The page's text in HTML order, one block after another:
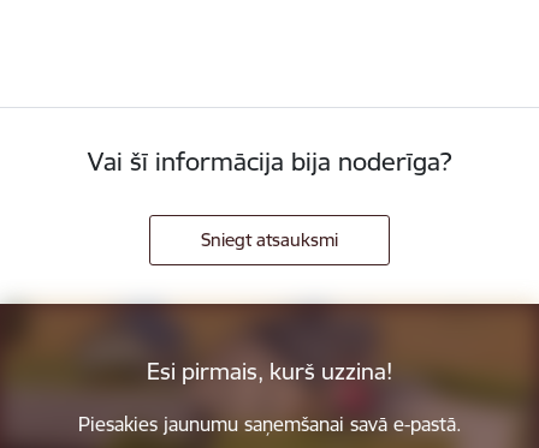
Vai šī informācija bija noderīga?
Sniegt atsauksmi
Esi pirmais, kurš uzzina!
Piesakies jaunumu saņemšanai savā e-pastā.